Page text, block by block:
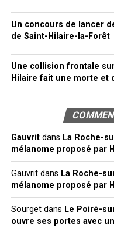
Un concours de lancer
de Saint-Hilaire-la-Forêt
Une collision frontale
Hilaire fait une morte et
Gauvritdans La Roche-
mélanome proposé par
Gauvritdans La Roche-
mélanome proposé par
Sourgetdans Le Poiré-
ouvre ses portes avec